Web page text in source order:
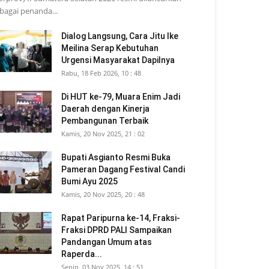
penanda...
Dialog Langsung, Cara Jitu Ike
Meilina Serap Kebutuhan
Urgensi Masyarakat Dapilnya
Rabu, 18 Feb 2026, 10 : 48
Di HUT ke-79, Muara Enim Jadi
Daerah dengan Kinerja
Pembangunan Terbaik
Kamis, 20 Nov 2025, 21 : 02
Bupati Asgianto Resmi Buka
Pameran Dagang Festival Candi
Bumi Ayu 2025
Kamis, 20 Nov 2025, 20 : 48
Rapat Paripurna ke-14, Fraksi-
Fraksi DPRD PALI Sampaikan
Pandangan Umum atas
Raperda...
Senin, 03 Nov 2025, 14 : 51